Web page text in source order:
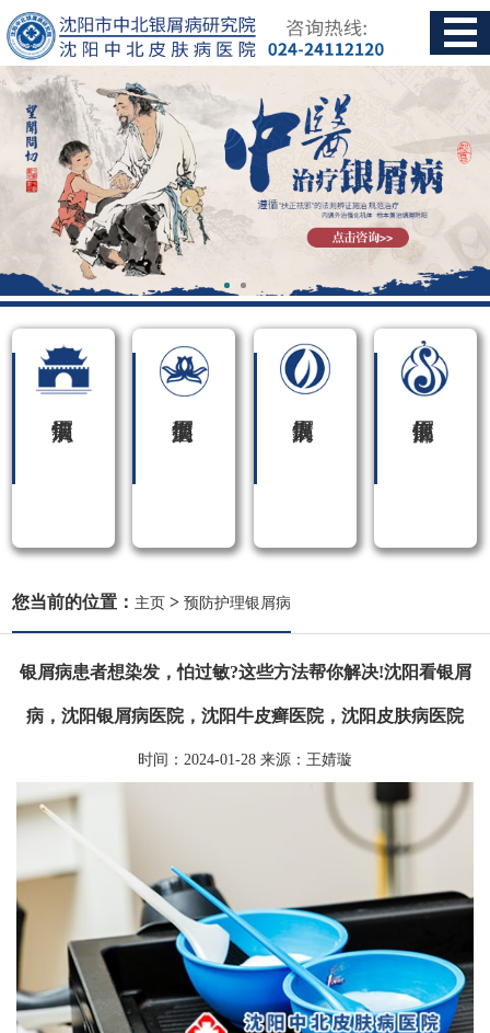
您当前的位置： 主页 >预防护理银屑病
银屑病患者想染发，怕过敏?这些方法帮你解决!沈阳看银屑
病，沈阳银屑病医院，沈阳牛皮癣医院，沈阳皮肤病医院
时间： 2024-01-28 来源： 王婧璇